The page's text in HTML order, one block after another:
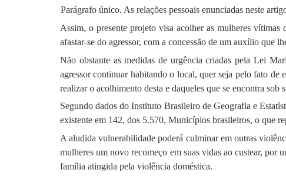
Parágrafo único. As relações pessoais enunciadas neste
Assim, o presente projeto visa acolher as mulheres vítimas
afastar-se do agressor, com a concessão de um auxílio que
Não obstante as medidas de urgência criadas pela Lei
agressor continuar habitando o local, quer seja pelo fato de
realizar o acolhimento desta e daqueles que se encontra sob
Segundo dados do Instituto Brasileiro de Geografia e
existente em 142, dos 5.570, Municípios brasileiros, o que
A aludida vulnerabilidade poderá culminar em outras
mulheres um novo recomeço em suas vidas ao custear, por
família atingida pela violência doméstica.